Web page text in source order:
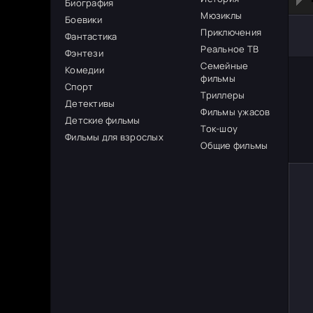
Биография
Боевики
Фантастика
Фэнтези
Комедии
Спорт
Детективы
Детские фильмы
Фильмы для взрослых
Мюзиклы
Приключения
Реальное ТВ
Семейные
фильмы
Триллеры
Фильмы ужасов
Ток-шоу
Общие фильмы